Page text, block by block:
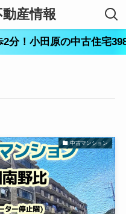
産情報
田原の中古住宅398万円
中古マンション